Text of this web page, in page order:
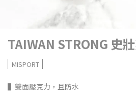
TAIWAN STRONG 史
MISPORT
▌雙面壓克力，且防水